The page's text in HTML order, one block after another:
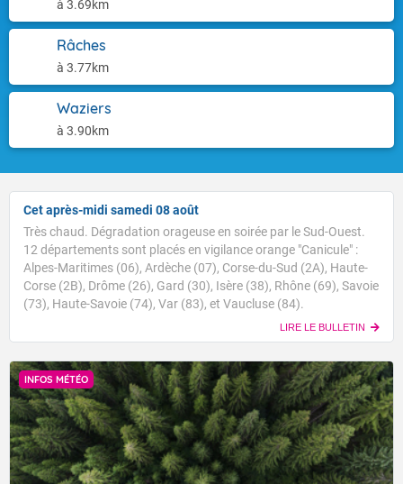
à 3.69km
Râches
à 3.77km
Waziers
à 3.90km
Cet après-midi samedi 08 août
Très chaud. Dégradation orageuse en soirée par le Sud-Ouest.
12 départements sont placés en vigilance orange "Canicule" :
Alpes-Maritimes (06), Ardèche (07), Corse-du-Sud (2A), Haute-
Corse (2B), Drôme (26), Gard (30), Isère (38), Rhône (69), Savoie
(73), Haute-Savoie (74), Var (83), et Vaucluse (84).
LIRE LE BULLETIN
INFOS MÉTÉO